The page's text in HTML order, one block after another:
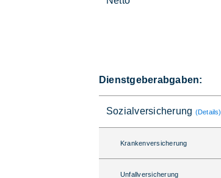
Dienstgeberabgaben:
Sozialversicherung (Details)
Krankenversicherung
Unfallversicherung